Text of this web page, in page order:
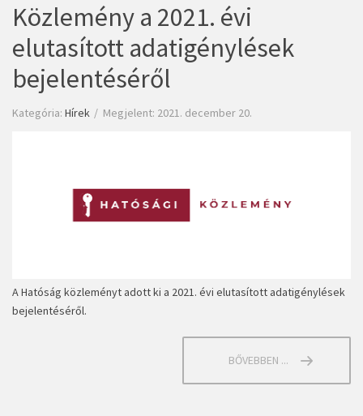
Közlemény a 2021. évi
elutasított adatigénylések
bejelentéséről
Kategória: Hírek Megjelent: 2021. december 20.
A Hatóság közleményt adott ki a 2021. évi elutasított adatigénylések
bejelentéséről.
BŐVEBBEN ...